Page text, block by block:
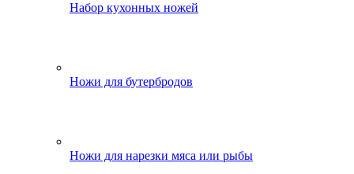
Набор кухонных ножей
Ножи для бутербродов
Ножи для нарезки мяса или рыбы